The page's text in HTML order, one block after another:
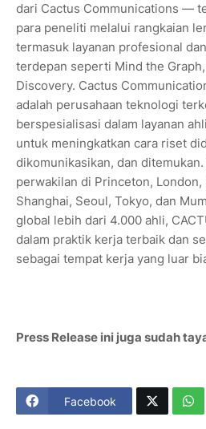
dari Cactus Communications —
para peneliti melalui rangkaian
termasuk layanan profesional
terdepan seperti Mind the
Discovery. Cactus
adalah perusahaan teknologi
berspesialisasi dalam layanan
untuk meningkatkan cara riset
dikomunikasikan, dan
perwakilan di Princeton, London,
Shanghai, Seoul, Tokyo, dan
global lebih dari 4.000 ahli,
dalam praktik kerja terbaik dan
sebagai tempat kerja yang luar
Press Release ini juga sudah
Facebook